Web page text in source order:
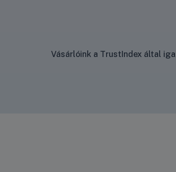
Vásárlóink a TrustIndex által